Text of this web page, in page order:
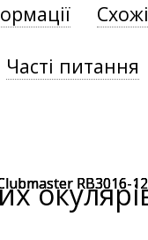
Часті питання